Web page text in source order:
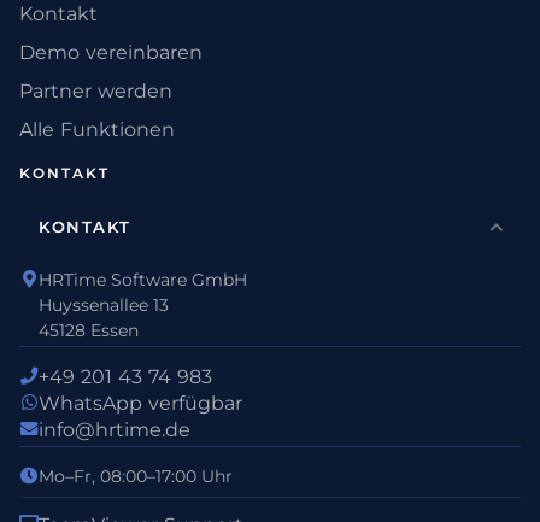
Kontakt
Demo vereinbaren
Partner werden
Alle Funktionen
KONTAKT
KONTAKT
HRTime Software GmbH
Huyssenallee 13
45128 Essen
+49 201 43 74 983
WhatsApp verfügbar
info@hrtime.de
Mo–Fr, 08:00–17:00 Uhr